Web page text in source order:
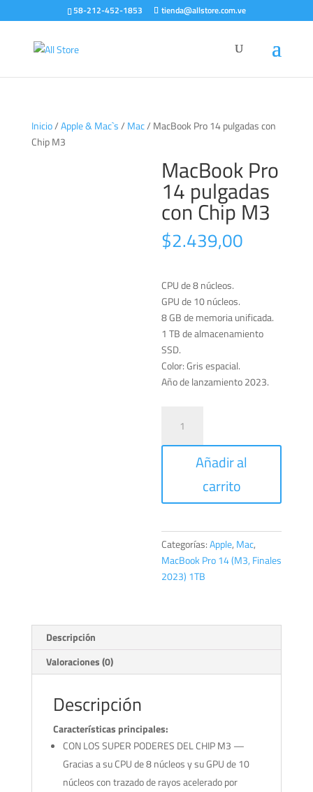
58-212-452-1853 tienda@allstore.com.ve
Inicio/Apple & Mac`s/ Mac/ MacBook Pro 14 pulgadas con
Chip M3
MacBook Pro
14 pulgadas
con Chip M3
$2.439,00
CPU de 8 núcleos.
GPU de 10 núcleos.
8 GB de memoria unificada.
1 TB de almacenamiento
SSD.
Color: Gris espacial.
Año de lanzamiento 2023.
14
pulgadasAñadir al
carrito
Categorías:Apple, Mac,
MacBook Pro 14 (M3, Finales
2023) 1TB
Descripción
Valoraciones (0)
Descripción
Características principales:
CON LOS SUPER PODERES DEL CHIP M3 —
Gracias a su CPU de 8 núcleos y su GPU de 10
núcleos con trazado de rayos acelerado por